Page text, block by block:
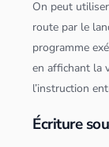
On peut utiliser
route par le
programme
en affichant la
l’instruction
Écriture